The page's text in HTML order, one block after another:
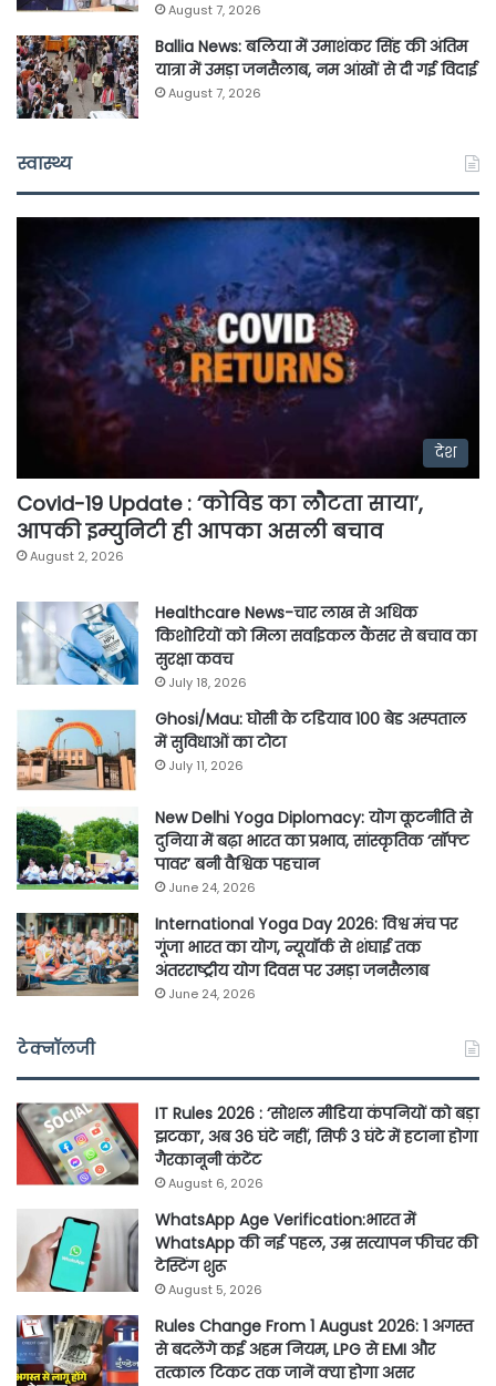
August 7, 2026
Ballia News: बलिया में उमाशंकर सिंह की अंतिम
यात्रा में उमड़ा जनसैलाब, नम आंखों से दी गई विदाई
August 7, 2026
स्वास्थ्य
देश
Covid-19 Update : ‘कोविड का लौटता साया’,
आपकी इम्युनिटी ही आपका असली बचाव
August 2, 2026
Healthcare News-चार लाख से अधिक
किशोरियों को मिला सर्वाइकल कैंसर से बचाव का
सुरक्षा कवच
July 18, 2026
Ghosi/Mau: घोसी के टडियाव 100 बेड अस्पताल
में सुविधाओं का टोटा
July 11, 2026
New Delhi Yoga Diplomacy: योग कूटनीति से
दुनिया में बढ़ा भारत का प्रभाव, सांस्कृतिक ‘सॉफ्ट
पावर’ बनी वैश्विक पहचान
June 24, 2026
International Yoga Day 2026: विश्व मंच पर
गूंजा भारत का योग, न्यूयॉर्क से शंघाई तक
अंतरराष्ट्रीय योग दिवस पर उमड़ा जनसैलाब
June 24, 2026
टेक्नॉलजी
IT Rules 2026 : ‘सोशल मीडिया कंपनियों को बड़ा
झटका’, अब 36 घंटे नहीं, सिर्फ 3 घंटे में हटाना होगा
गैरकानूनी कंटेंट
August 6, 2026
WhatsApp Age Verification:भारत में
WhatsApp की नई पहल, उम्र सत्यापन फीचर की
टेस्टिंग शुरू
August 5, 2026
Rules Change From 1 August 2026: 1 अगस्त
से बदलेंगे कई अहम नियम, LPG से EMI और
तत्काल टिकट तक जानें क्या होगा असर